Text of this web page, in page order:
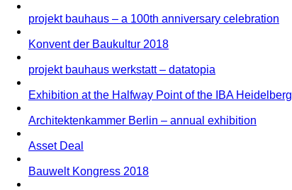
projekt bauhaus – a 100th anniversary celebration
Konvent der Baukultur 2018
projekt bauhaus werkstatt – datatopia
Exhibition at the Halfway Point of the IBA Heidelberg
Architektenkammer Berlin – annual exhibition
Asset Deal
Bauwelt Kongress 2018